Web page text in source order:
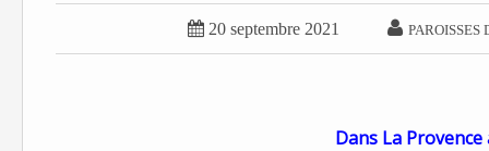
 20 septembre 2021  PAROISSES
Dans La Provence